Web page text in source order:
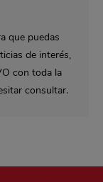
que puedas
de interés,
con toda la
consultar.